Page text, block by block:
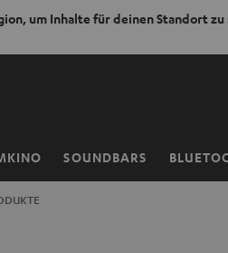
um Inhalte für deinen Standort zu
SOUNDBARS